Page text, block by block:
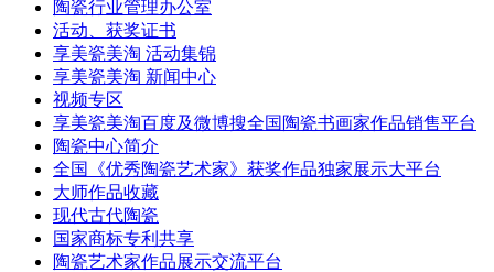
陶瓷行业管理办公室
活动、获奖证书
享美瓷美淘 活动集锦
享美瓷美淘 新闻中心
视频专区
享美瓷美淘百度及微博搜全国陶瓷书画家作品销售平台
陶瓷中心简介
全国《优秀陶瓷艺术家》获奖作品独家展示大平台
大师作品收藏
现代古代陶瓷
国家商标专利共享
陶瓷艺术家作品展示交流平台